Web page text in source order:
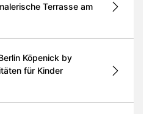
Terrasse am
Köpenick by
für Kinder